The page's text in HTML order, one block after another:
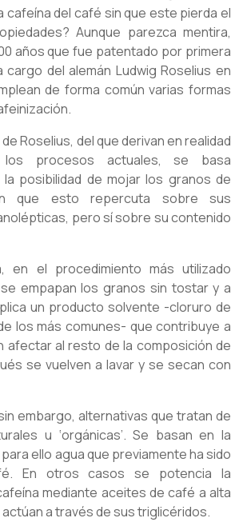
cafeína del café sin que este pierda el
Aunque parezca mentira,
años que fue patentado por primera
del alemán Ludwig Roselius en
de forma común varias formas
Roselius, del que derivan en realidad
procesos actuales, se basa
posibilidad de mojar los granos de
que esto repercuta sobre sus
pero sí sobre su contenido
en el procedimiento más utilizado
empapan los granos sin tostar y a
un producto solvente -cloruro de
los más comunes- que contribuye a
afectar al resto de la composición de
se vuelven a lavar y se secan con
embargo, alternativas que tratan de
u ‘orgánicas’. Se basan en la
ello agua que previamente ha sido
En otros casos se potencia la
mediante aceites de café a alta
a través de sus triglicéridos.